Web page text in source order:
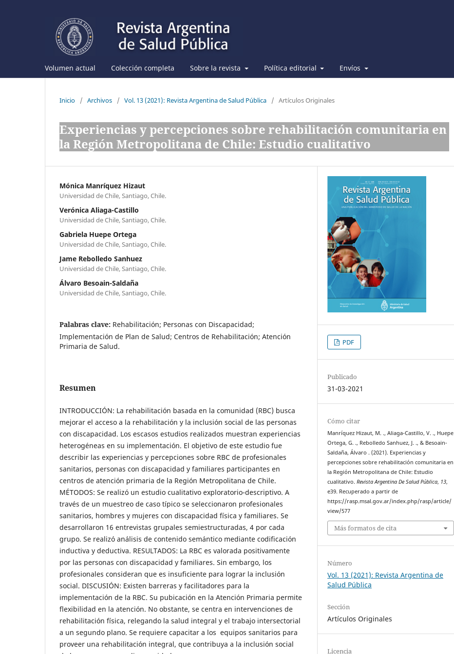
Volumen actual Colección completa Sobre la revista Política editorial Envíos
Inicio / Archivos / Vol. 13 (2021): Revista Argentina de Salud Pública / Artículos Originales
Experiencias y percepciones sobre rehabilitación comunitaria en
la Región Metropolitana de Chile: Estudio cualitativo
Mónica Manríquez Hizaut
Universidad de Chile, Santiago, Chile.
Verónica Aliaga-Castillo
Universidad de Chile, Santiago, Chile.
Gabriela Huepe Ortega
Universidad de Chile, Santiago, Chile.
Jame Rebolledo Sanhuez
Universidad de Chile, Santiago, Chile.
Álvaro Besoain-Saldaña
Universidad de Chile, Santiago, Chile.
Palabras clave: Rehabilitación; Personas con Discapacidad;
Implementación de Plan de Salud; Centros de Rehabilitación; Atención
Primaria de Salud.
Resumen
INTRODUCCIÓN: La rehabilitación basada en la comunidad (RBC) busca
mejorar el acceso a la rehabilitación y la inclusión social de las personas
con discapacidad. Los escasos estudios realizados muestran experiencias
heterogéneas en su implementación. El objetivo de este estudio fue
describir las experiencias y percepciones sobre RBC de profesionales
sanitarios, personas con discapacidad y familiares participantes en
centros de atención primaria de la Región Metropolitana de Chile.
MÉTODOS: Se realizó un estudio cualitativo exploratorio-descriptivo. A
través de un muestreo de caso típico se seleccionaron profesionales
sanitarios, hombres y mujeres con discapacidad física y familiares. Se
desarrollaron 16 entrevistas grupales semiestructuradas, 4 por cada
grupo. Se realizó análisis de contenido semántico mediante codificación
inductiva y deductiva. RESULTADOS: La RBC es valorada positivamente
por las personas con discapacidad y familiares. Sin embargo, los
profesionales consideran que es insuficiente para lograr la inclusión
social. DISCUSIÓN: Existen barreras y facilitadores para la
implementación de la RBC. Su pubicación en la Atención Primaria permite
flexibilidad en la atención. No obstante, se centra en intervenciones de
rehabilitación física, relegando la salud integral y el trabajo intersectorial
a un segundo plano. Se requiere capacitar a los equipos sanitarios para
proveer una rehabilitación integral, que contribuya a la inclusión social
PDF
Publicado
31-03-2021
Cómo citar
Manríquez Hizaut, M. ., Aliaga-Castillo, V. ., Huepe
Ortega, G. ., Rebolledo Sanhuez, J. ., & Besoain-
Saldaña, Álvaro . (2021). Experiencias y
percepciones sobre rehabilitación comunitaria en
la Región Metropolitana de Chile: Estudio
cualitativo.Revista Argentina De Salud Pública, 13,
e39. Recuperado a partir de
https://rasp.msal.gov.ar/index.php/rasp/article/
view/577
Más formatos de cita
Número
Vol. 13 (2021): Revista Argentina de
Salud Pública
Sección
Artículos Originales
Licencia